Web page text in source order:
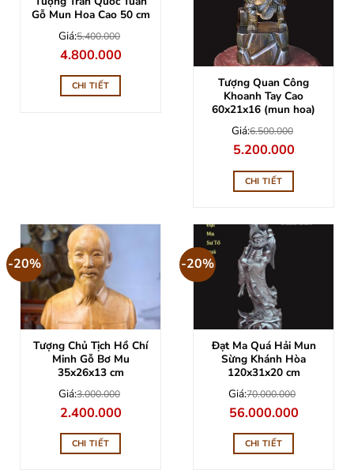
Gỗ Mun Hoa Cao 50 cm
Giá:5.400.000
Giá
gốc
là:
5.400.000.
4.800.000Giá
hiện
tại
4.800.000.
CHI TIẾT
Tượng Quan Công
Khoanh Tay Cao
60x21x16 (mun hoa)
Giá:6.500.000
Giá
gốc
là:
6.500.000.
5.200.000Giá
tại
5.200.000.
CHI TIẾT
-20%
Tượng Chủ Tịch Hồ Chí
Minh Gỗ Bơ Mu
35x26x13 cm
Giá:3.000.000
Giá
gốc
là:
3.000.000.
2.400.000Giá
hiện
tại
2.400.000.
CHI TIẾT
-20%
Đạt Ma Quá Hải Mun
Sừng Khánh Hòa
120x31x20 cm
Giá:70.000.000
Giá
gốc
là:
70.000.000.
56.000.000Giá
hiện
CHI TIẾT